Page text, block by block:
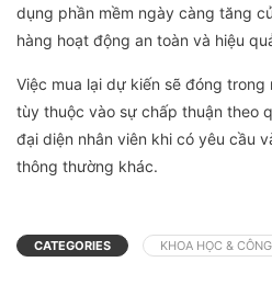
dụng phần mềm ngày càng tăng
hàng hoạt động an toàn và hiệu
Việc mua lại dự kiến sẽ đóng
tùy thuộc vào sự chấp thuận theo
đại diện nhân viên khi có yêu cầu
thông thường khác.
CATEGORIES KHOA HỌC &